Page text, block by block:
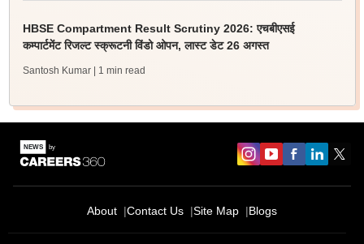
HBSE Compartment Result Scrutiny 2026: एचबीएसई
कम्पार्टमेंट रिजल्ट स्क्रूटनी विंडो ओपन, लास्ट डेट 26 अगस्त
Santosh Kumar | 1 min read
About Contact Us Site Map Blogs